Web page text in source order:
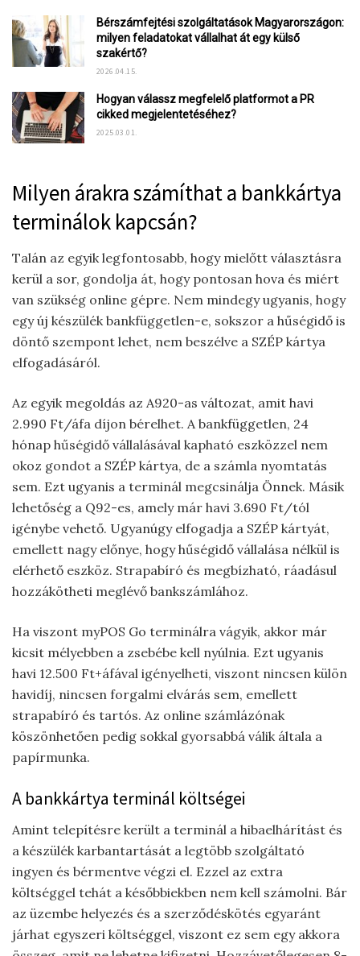
Bérszámfejtési szolgáltatások Magyarországon:
milyen feladatokat vállalhat át egy külső
szakértő?
2026.04.15.
Hogyan válassz megfelelő platformot a PR
cikked megjelentetéséhez?
2025.03.01.
Milyen árakra számíthat a bankkártya
terminálok kapcsán?
Talán az egyik legfontosabb, hogy mielőtt választásra
kerül a sor, gondolja át, hogy pontosan hova és miért
van szükség online gépre. Nem mindegy ugyanis, hogy
egy új készülék bankfüggetlen-e, sokszor a hűségidő is
döntő szempont lehet, nem beszélve a SZÉP kártya
elfogadásáról.
Az egyik megoldás az A920-as változat, amit havi
2.990 Ft/áfa díjon bérelhet. A bankfüggetlen, 24
hónap hűségidő vállalásával kapható eszközzel nem
okoz gondot a SZÉP kártya, de a számla nyomtatás
sem. Ezt ugyanis a terminál megcsinálja Önnek. Másik
lehetőség a Q92-es, amely már havi 3.690 Ft/tól
igénybe vehető. Ugyanúgy elfogadja a SZÉP kártyát,
emellett nagy előnye, hogy hűségidő vállalása nélkül is
elérhető eszköz. Strapabíró és megbízható, ráadásul
hozzákötheti meglévő bankszámlához.
Ha viszont myPOS Go terminálra vágyik, akkor már
kicsit mélyebben a zsebébe kell nyúlnia. Ezt ugyanis
havi 12.500 Ft+áfával igényelheti, viszont nincsen külön
havidíj, nincsen forgalmi elvárás sem, emellett
strapabíró és tartós. Az online számlázónak
köszönhetően pedig sokkal gyorsabbá válik általa a
papírmunka.
A bankkártya terminál költségei
Amint telepítésre került a terminál a hibaelhárítást és
a készülék karbantartását a legtöbb szolgáltató
ingyen és bérmentve végzi el. Ezzel az extra
költséggel tehát a későbbiekben nem kell számolni. Bár
az üzembe helyezés és a szerződéskötés egyaránt
járhat egyszeri költséggel, viszont ez sem egy akkora